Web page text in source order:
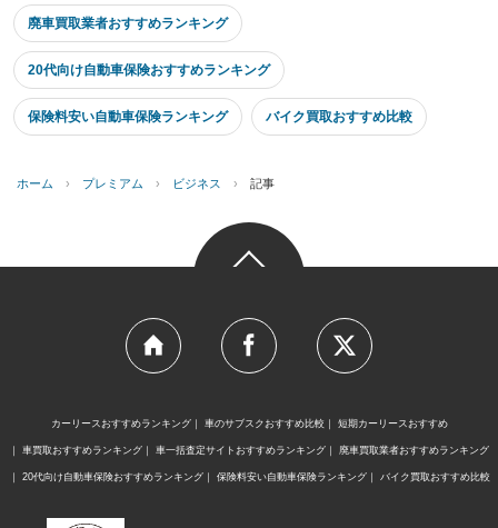
廃車買取業者おすすめランキング
20代向け自動車保険おすすめランキング
保険料安い自動車保険ランキング バイク買取おすすめ比較
ホーム › プレミアム › ビジネス › 記事
カーリースおすすめランキング 車のサブスクおすすめ比較 短期カーリースおすすめ
車買取おすすめランキング 車一括査定サイトおすすめランキング 廃車買取業者おすすめランキング
20代向け自動車保険おすすめランキング 保険料安い自動車保険ランキング バイク買取おすすめ比較